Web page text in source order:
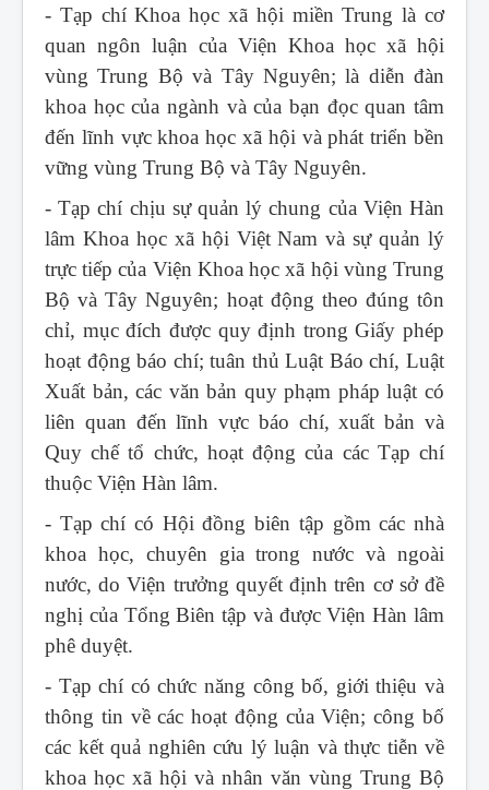
- Tạp chí Khoa học xã hội miền Trung là cơ
quan ngôn luận của Viện Khoa học xã hội
vùng Trung Bộ và Tây Nguyên; là diễn đàn
khoa học của ngành và của bạn đọc quan tâm
đến lĩnh vực khoa học xã hội và phát triển bền
vững vùng Trung Bộ và Tây Nguyên.
- Tạp chí chịu sự quản lý chung của Viện Hàn
lâm Khoa học xã hội Việt Nam và sự quản lý
trực tiếp của Viện Khoa học xã hội vùng Trung
Bộ và Tây Nguyên; hoạt động theo đúng tôn
chỉ, mục đích được quy định trong Giấy phép
hoạt động báo chí; tuân thủ Luật Báo chí, Luật
Xuất bản, các văn bản quy phạm pháp luật có
liên quan đến lĩnh vực báo chí, xuất bản và
Quy chế tổ chức, hoạt động của các Tạp chí
thuộc Viện Hàn lâm.
- Tạp chí có Hội đồng biên tập gồm các nhà
khoa học, chuyên gia trong nước và ngoài
nước, do Viện trưởng quyết định trên cơ sở đề
nghị của Tổng Biên tập và được Viện Hàn lâm
phê duyệt.
- Tạp chí có chức năng công bố, giới thiệu và
thông tin về các hoạt động của Viện; công bố
các kết quả nghiên cứu lý luận và thực tiễn về
khoa học xã hội và nhân văn vùng Trung Bộ